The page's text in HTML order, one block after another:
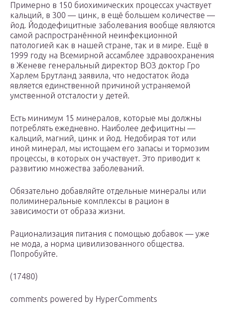
Примерно в 150 биохимических процессах участвует
кальций, в 300 — цинк, в ещё большем количестве —
йод. Йододефицитные заболевания вообще являются
самой распространённой неинфекционной
патологией как в нашей стране, так и в мире. Ещё в
1999 году на Всемирной ассамблее здравоохранения
в Женеве генеральный директор ВОЗ доктор Гро
Харлем Брутланд заявила, что недостаток йода
является единственной причиной устраняемой
умственной отсталости у детей.
Есть минимум 15 минералов, которые мы должны
потреблять ежедневно. Наиболее дефицитны —
кальций, магний, цинк и йод. Недобирая тот или
иной минерал, мы истощаем его запасы и тормозим
процессы, в которых он участвует. Это приводит к
развитию множества заболеваний.
Обязательно добавляйте отдельные минералы или
полиминеральные комплексы в рацион в
зависимости от образа жизни.
Рационализация питания с помощью добавок — уже
не мода, а норма цивилизованного общества.
Попробуйте.
(17480)
comments powered by HyperComments